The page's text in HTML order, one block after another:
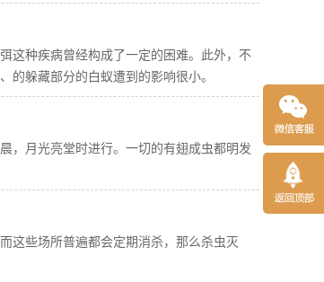
这种疾病曾经构成了一定的困难。此外，不
的躲藏部分的白蚁遭到的影响很小。
，月光亮堂时进行。一切的有翅成虫都明发
这些场所普遍都会定期消杀，那么杀虫灭